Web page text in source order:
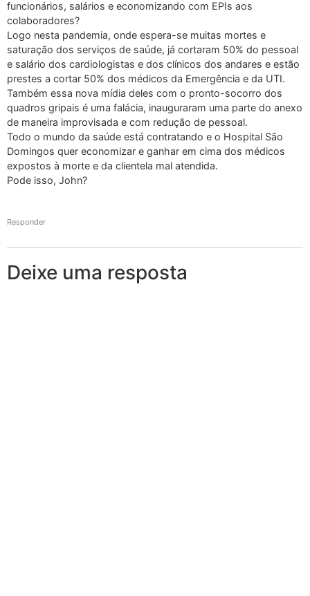
funcionários, salários e economizando com EPIs aos
colaboradores?
Logo nesta pandemia, onde espera-se muitas mortes e
saturação dos serviços de saúde, já cortaram 50% do pessoal
e salário dos cardiologistas e dos clínicos dos andares e estão
prestes a cortar 50% dos médicos da Emergência e da UTI.
Também essa nova mídia deles com o pronto-socorro dos
quadros gripais é uma falácia, inauguraram uma parte do anexo
de maneira improvisada e com redução de pessoal.
Todo o mundo da saúde está contratando e o Hospital São
Domingos quer economizar e ganhar em cima dos médicos
expostos à morte e da clientela mal atendida.
Pode isso, John?
Responder
Deixe uma resposta